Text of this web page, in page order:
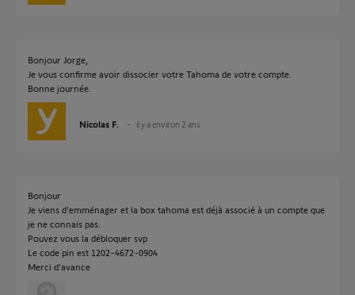
Bonjour Jorge,
Je vous confirme avoir dissocier votre Tahoma de votre compte.
Bonne journée.
Nicolas F. il y a environ 2 ans
Bonjour
Je viens d'emménager et la box tahoma est déjà associé à un compte que
je ne connais pas.
Pouvez vous la débloquer svp
Le code pin est 1202-4672-0904
Merci d'avance